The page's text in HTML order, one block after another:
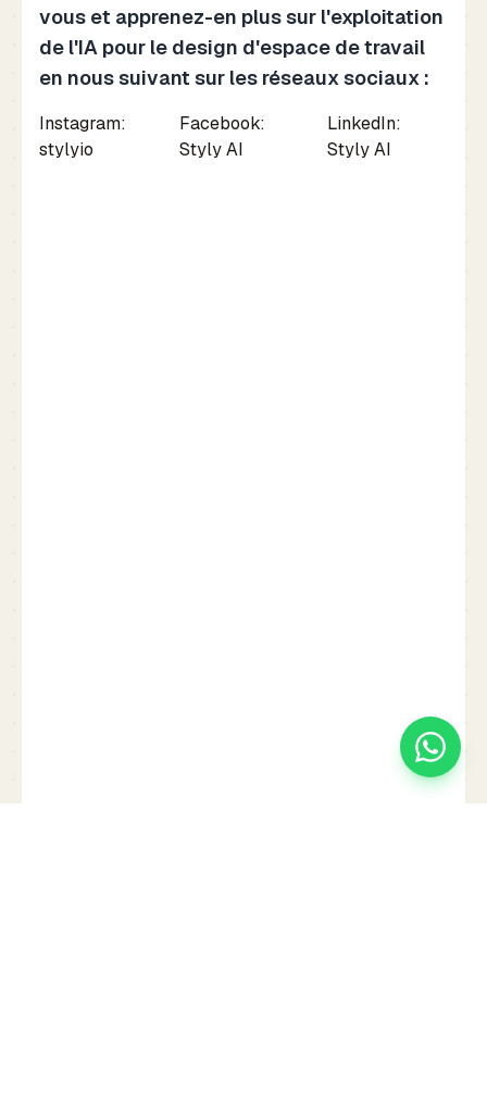
vous et apprenez-en plus sur l'exploitation
de l'IA pour le design d'espace de travail
en nous suivant sur les réseaux sociaux :
Instagram:
stylyio
Facebook:
Styly AI
LinkedIn:
Styly AI